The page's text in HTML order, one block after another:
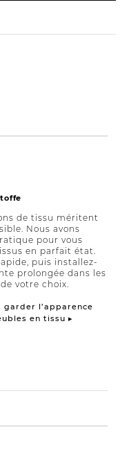
de tissu méritent
Nous avons
pour vous
en parfait état.
puis installez-
prolongée dans les
votre choix.
garder l’apparence
en tissu ▸